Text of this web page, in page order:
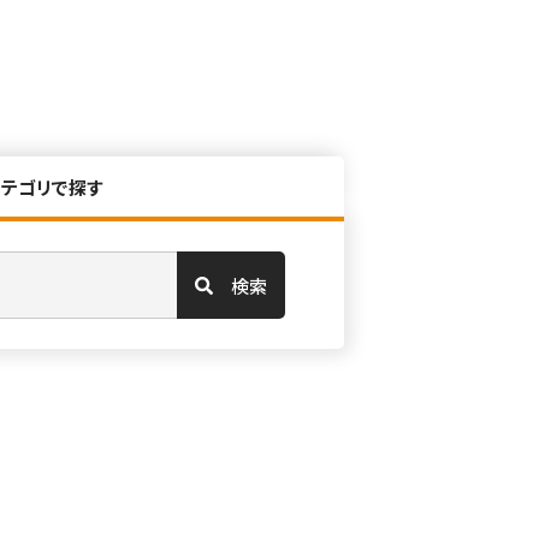
ゴリで探す
検索